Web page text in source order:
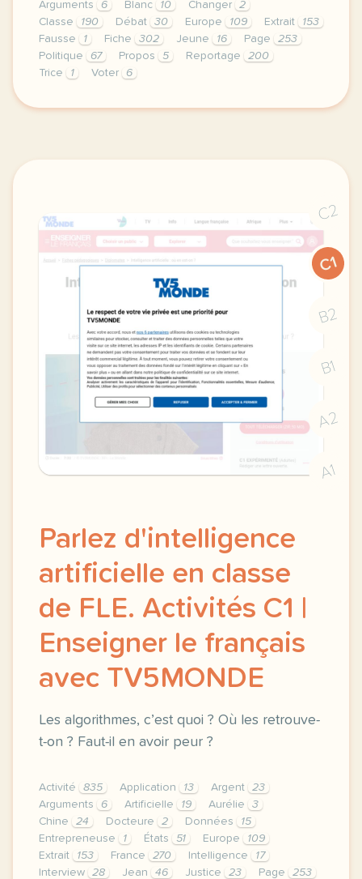
Arguments 6 Blanc 10 Changer
2
Classe
190 Débat 30 Europe 109 Extrait
153
Fausse
1 Fiche 302 Jeune 16 Page
253
Politique
67 Propos 5 Reportage
200
Trice
1 Voter 6
le respect de votre vie privee est une priorite
C2
C1
B2
B1
A2
A1
Parlez d'intelligence
artificielle en classe
de FLE. Activités C1 |
Enseigner le français
avec TV5MONDE
Les algorithmes, c’est quoi ? Où les retrouve-
t-on ? Faut-il en avoir peur ?
Activité 835 Application 13 Argent
23
Arguments
6 Artificielle 19 Aurélie
3
Chine
24 Docteure 2 Données
15
Entrepreneuse
1 États 51 Europe
109
Extrait
153 France 270 Intelligence
17
Interview
28 Jean 46 Justice 23 Page
253